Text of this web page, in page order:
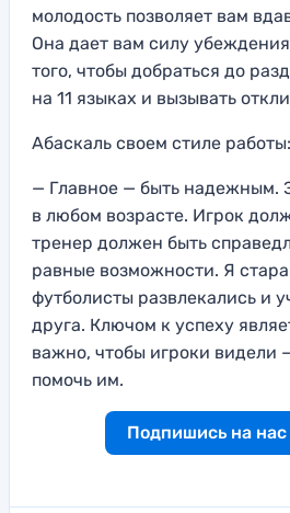
молодость позволяет вам
Она дает вам силу
того, чтобы добраться до
на 11 языках и вызывать
Абаскаль своем стиле работы:
— Главное — быть надежным.
в любом возрасте. Игрок
тренер должен быть
равные возможности. Я
футболисты развлекались и
друга. Ключом к успеху
важно, чтобы игроки видели
помочь им.
Подпишись на нас